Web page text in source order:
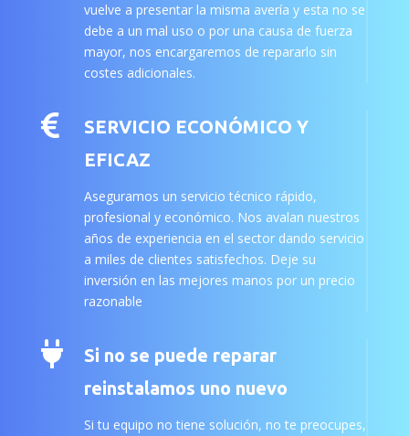
vuelve a presentar la misma avería y esta no se
debe a un mal uso o por una causa de fuerza
mayor, nos encargaremos de repararlo sin
costes adicionales.

SERVICIO ECONÓMICO Y
EFICAZ
Aseguramos un servicio técnico rápido,
profesional y económico. Nos avalan nuestros
años de experiencia en el sector dando servicio
a miles de clientes satisfechos. Deje su
inversión en las mejores manos por un precio
razonable

Si no se puede reparar
reinstalamos uno nuevo
Si tu equipo no tiene solución, no te preocupes,